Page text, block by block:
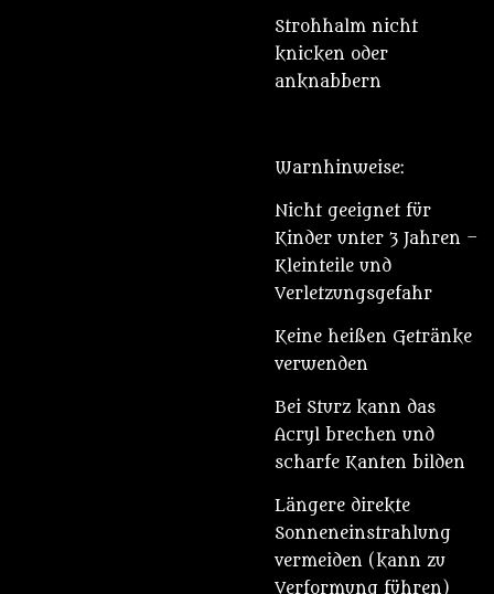
Strohhalm nicht
knicken oder
anknabbern
Warnhinweise:
Nicht geeignet für
Kinder unter 3 Jahren –
Kleinteile und
Verletzungsgefahr
Keine heißen Getränke
verwenden
Bei Sturz kann das
Acryl brechen und
scharfe Kanten bilden
Längere direkte
Sonneneinstrahlung
vermeiden (kann zu
Verformung führen)